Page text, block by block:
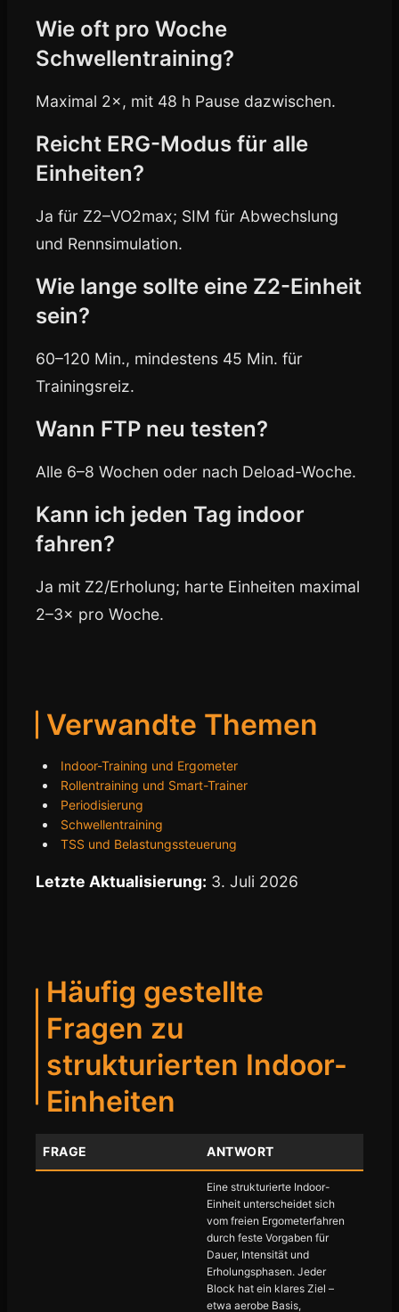
Wie oft pro Woche
Schwellentraining?
Maximal 2×, mit 48 h Pause dazwischen.
Reicht ERG-Modus für alle
Einheiten?
Ja für Z2–VO2max; SIM für Abwechslung
und Rennsimulation.
Wie lange sollte eine Z2-Einheit
sein?
60–120 Min., mindestens 45 Min. für
Trainingsreiz.
Wann FTP neu testen?
Alle 6–8 Wochen oder nach Deload-Woche.
Kann ich jeden Tag indoor
fahren?
Ja mit Z2/Erholung; harte Einheiten maximal
2–3× pro Woche.
Verwandte Themen
Indoor-Training und Ergometer
Rollentraining und Smart-Trainer
Periodisierung
Schwellentraining
TSS und Belastungssteuerung
Letzte Aktualisierung: 3. Juli 2026
Häufig gestellte
Fragen zu
strukturierten Indoor-
Einheiten
FRAGE ANTWORT
Eine strukturierte Indoor-
Einheit unterscheidet sich
vom freien Ergometerfahren
durch feste Vorgaben für
Dauer, Intensität und
Erholungsphasen. Jeder
Block hat ein klares Ziel –
etwa aerobe Basis,